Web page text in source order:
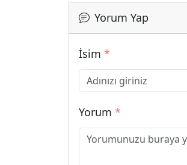
Yorum Yap
İsim *
Yorum *